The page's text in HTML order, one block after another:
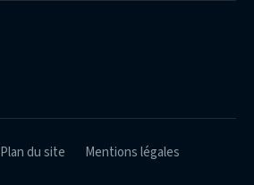
Plan du site
Mentions légales